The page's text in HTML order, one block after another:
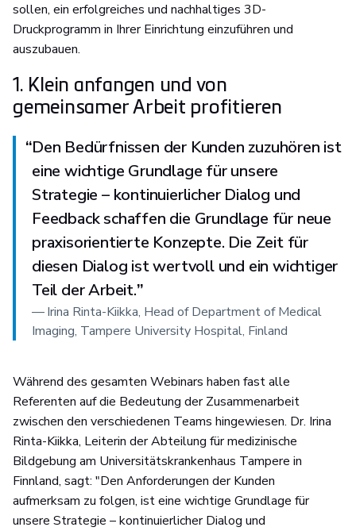
sollen, ein erfolgreiches und nachhaltiges 3D-
Druckprogramm in Ihrer Einrichtung einzuführen und
auszubauen.
1. Klein anfangen und von
gemeinsamer Arbeit profitieren
“Den Bedürfnissen der Kunden zuzuhören ist
eine wichtige Grundlage für unsere
Strategie – kontinuierlicher Dialog und
Feedback schaffen die Grundlage für neue
praxisorientierte Konzepte. Die Zeit für
diesen Dialog ist wertvoll und ein wichtiger
Teil der Arbeit.”
—Irina Rinta-Kiikka, Head of Department of Medical
Imaging, Tampere University Hospital, Finland
Während des gesamten Webinars haben fast alle
Referenten auf die Bedeutung der Zusammenarbeit
zwischen den verschiedenen Teams hingewiesen. Dr. Irina
Rinta-Kiikka, Leiterin der Abteilung für medizinische
Bildgebung am Universitätskrankenhaus Tampere in
Finnland, sagt: "Den Anforderungen der Kunden
aufmerksam zu folgen, ist eine wichtige Grundlage für
unsere Strategie – kontinuierlicher Dialog und